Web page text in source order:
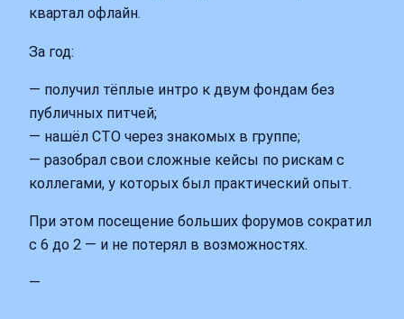
квартал офлайн.
За год:
— получил тёплые интро к двум фондам без
публичных питчей;
— нашёл СТО через знакомых в группе;
— разобрал свои сложные кейсы по рискам с
коллегами, у которых был практический опыт.
При этом посещение больших форумов сократил
с 6 до 2 — и не потерял в возможностях.
—